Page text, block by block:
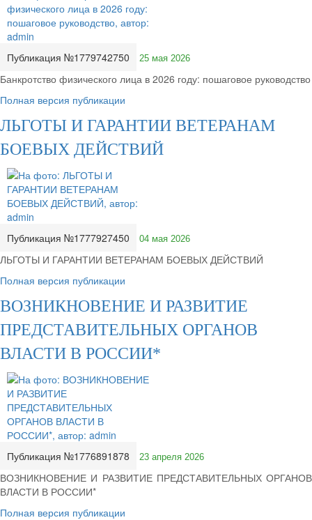
Публикация №1779742750 25 мая 2026
Банкротство физического лица в 2026 году: пошаговое руководство
Полная версия публикации
ЛЬГОТЫ И ГАРАНТИИ ВЕТЕРАНАМ
БОЕВЫХ ДЕЙСТВИЙ
Публикация №1777927450 04 мая 2026
ЛЬГОТЫ И ГАРАНТИИ ВЕТЕРАНАМ БОЕВЫХ ДЕЙСТВИЙ
Полная версия публикации
ВОЗНИКНОВЕНИЕ И РАЗВИТИЕ
ПРЕДСТАВИТЕЛЬНЫХ ОРГАНОВ
ВЛАСТИ В РОССИИ*
Публикация №1776891878 23 апреля 2026
ВОЗНИКНОВЕНИЕ И РАЗВИТИЕ ПРЕДСТАВИТЕЛЬНЫХ ОРГАНОВ
ВЛАСТИ В РОССИИ*
Полная версия публикации